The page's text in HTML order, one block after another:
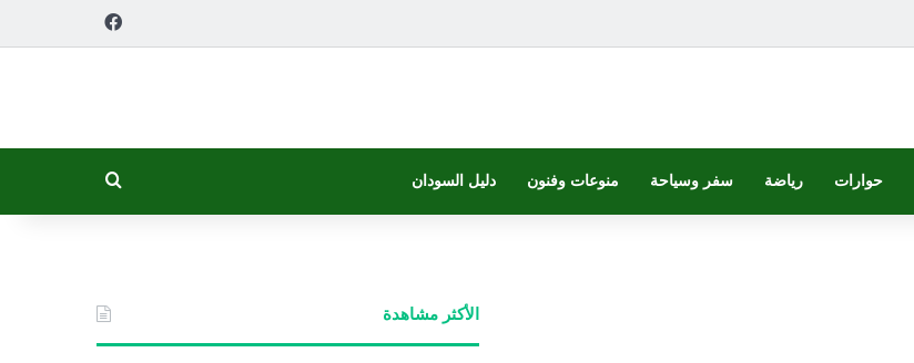
حوارات رياضة سفر وسياحة منوعات وفنون دليل السودان
الأكثر مشاهدة